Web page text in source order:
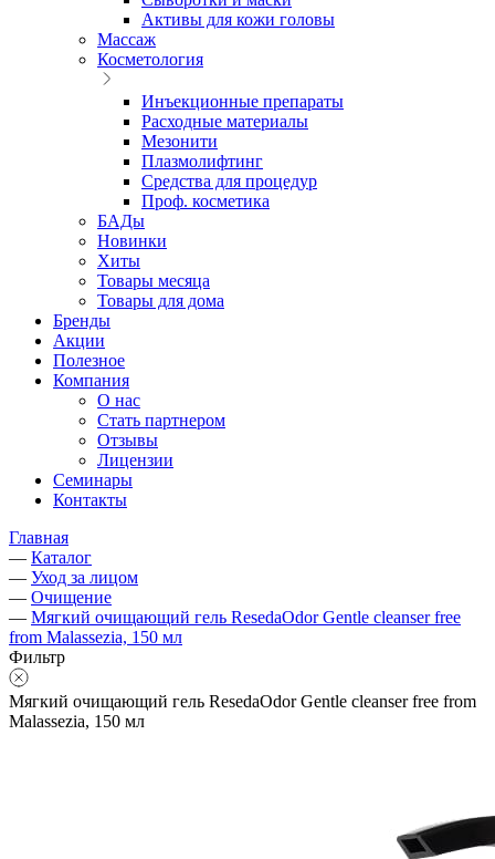
Активы для кожи головы
Массаж
Косметология
Инъекционные препараты
Расходные материалы
Мезонити
Плазмолифтинг
Средства для процедур
Проф. косметика
БАДы
Новинки
Хиты
Товары месяца
Товары для дома
Бренды
Акции
Полезное
Компания
О нас
Стать партнером
Отзывы
Лицензии
Семинары
Контакты
Главная
— Каталог
— Уход за лицом
— Очищение
— Мягкий очищающий гель ResedaOdor Gentle cleanser free
from Malassezia, 150 мл
Фильтр
Мягкий очищающий гель ResedaOdor Gentle cleanser free from
Malassezia, 150 мл